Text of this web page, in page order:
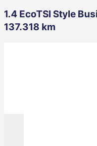
1.4 EcoTSI Style
137.318 km